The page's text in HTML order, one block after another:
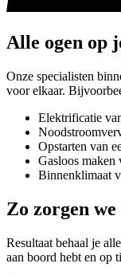
Alle ogen op
Onze specialisten
voor elkaar.
Elektrificatie
Opstarten van
Gasloos maken
Binnenklimaat
Zo zorgen
Resultaat behaal je
aan boord hebt en op